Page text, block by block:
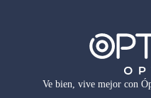
Ve bien, vive mejor con